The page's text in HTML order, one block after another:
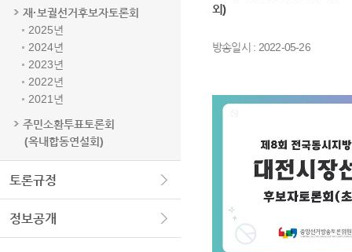
재·보궐선거후보자토론회
2025년
2024년
2023년
2022년
2021년
주민소환투표토론회
(옥내합동연설회)
토론규정
정보공개
외)
방송일시 : 2022-05-26